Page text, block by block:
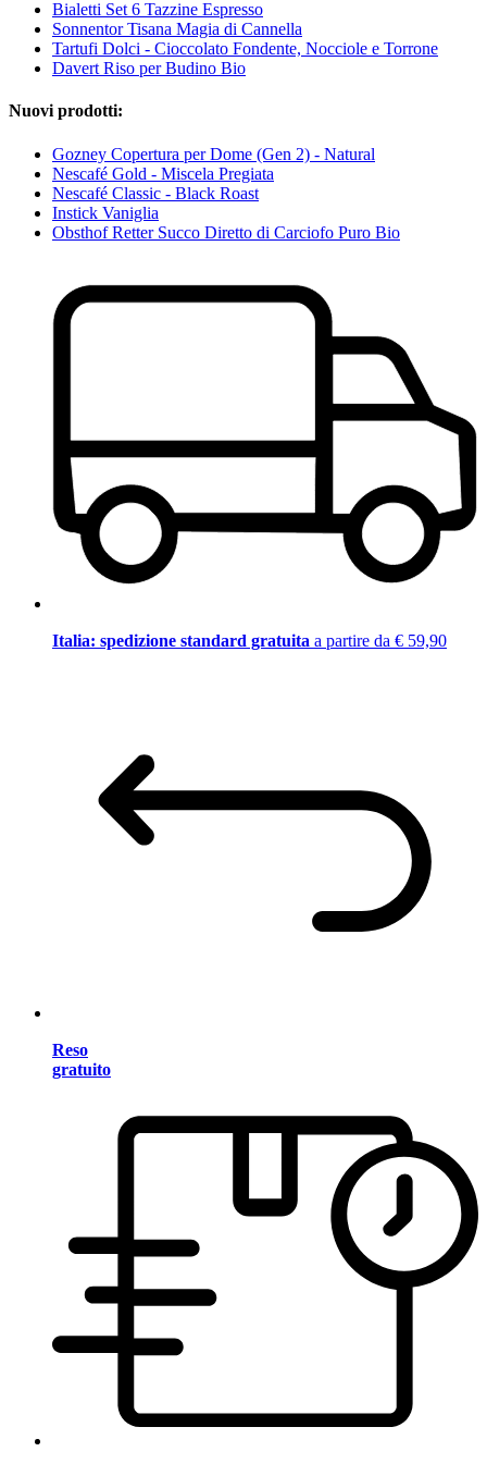
Bialetti Set 6 Tazzine Espresso
Sonnentor Tisana Magia di Cannella
Tartufi Dolci - Cioccolato Fondente, Nocciole e Torrone
Davert Riso per Budino Bio
Nuovi prodotti:
Gozney Copertura per Dome (Gen 2) - Natural
Nescafé Gold - Miscela Pregiata
Nescafé Classic - Black Roast
Instick Vaniglia
Obsthof Retter Succo Diretto di Carciofo Puro Bio
Italia: spedizione standard gratuita a partire da € 59,90
Reso
gratuito